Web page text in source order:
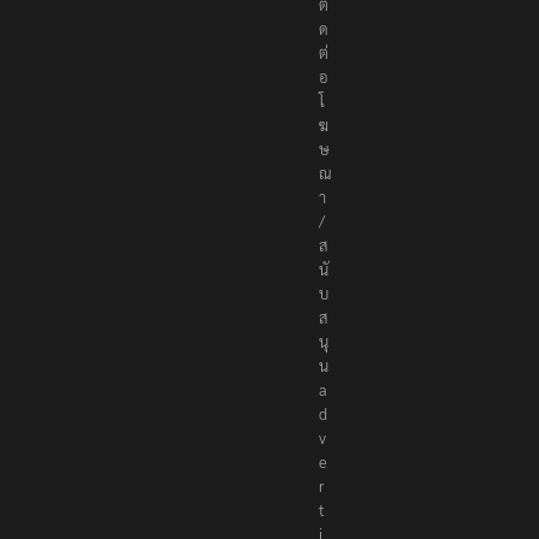
c
o
ติ
ด
ต่
อ
โ
ฆ
ษ
ณ
า
/
ส
นั
บ
ส
นุ
น
a
d
v
e